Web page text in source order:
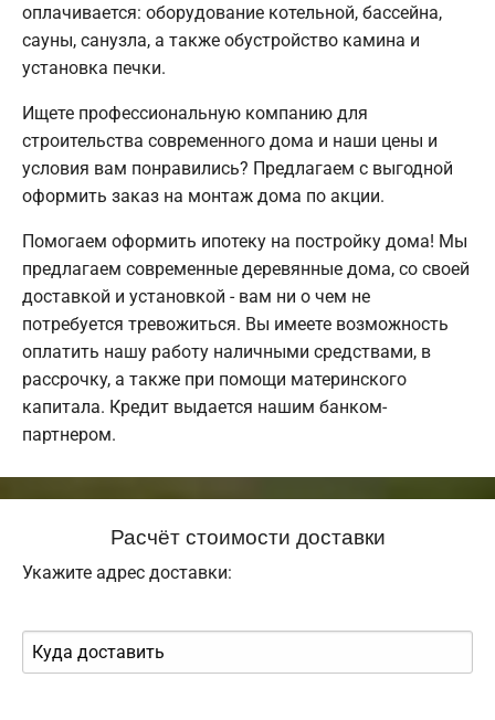
оплачивается: оборудование котельной, бассейна,
сауны, санузла, а также обустройство камина и
установка печки.
Ищете профессиональную компанию для
строительства современного дома и наши цены и
условия вам понравились? Предлагаем с выгодной
оформить заказ на монтаж дома по акции.
Помогаем оформить ипотеку на постройку дома! Мы
предлагаем современные деревянные дома, со своей
доставкой и установкой - вам ни о чем не
потребуется тревожиться. Вы имеете возможность
оплатить нашу работу наличными средствами, в
рассрочку, а также при помощи материнского
капитала. Кредит выдается нашим банком-
партнером.
Расчёт стоимости доставки
Укажите адрес доставки: